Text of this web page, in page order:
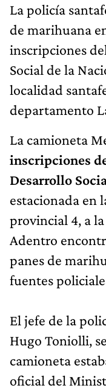
La policía
de marihuana
inscripciones
Social de la
localidad
departamento
La camioneta
inscripciones
Desarrollo
estacionada en
provincial 4, a
Adentro
panes de
fuentes
El jefe de la
Hugo Toniolli,
camioneta
oficial del